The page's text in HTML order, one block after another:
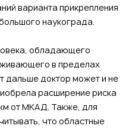
варианта прикрепления
наукограда.
обладающего
в пределах
дальше доктор может и не
расширение риска
от МКАД. Также, для
что областные